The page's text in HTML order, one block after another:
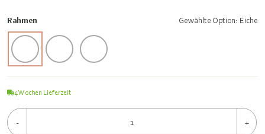
Rahmen Gewählte Option: Eiche
4Wochen Lieferzeit
- +